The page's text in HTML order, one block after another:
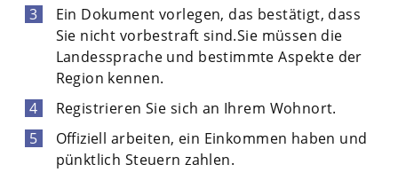
Ein Dokument vorlegen, das bestätigt, dass
Sie nicht vorbestraft sind.Sie müssen die
Landessprache und bestimmte Aspekte der
Region kennen.
Registrieren Sie sich an Ihrem Wohnort.
Offiziell arbeiten, ein Einkommen haben und
pünktlich Steuern zahlen.